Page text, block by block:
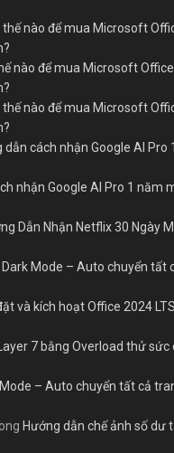
thế nào để mua Microsoft
nào để mua Microsoft
thế nào để mua Microsoft
dẫn cách nhận Google AI Pro
nhận Google AI Pro 1 năm
Dẫn Nhận Netflix 30 Ngày
Mode – Auto chuyển tất
và kích hoạt Office 2024
7 bằng Overload thử sức
– Auto chuyển tất cả
Hướng dẫn chế ảnh số dư